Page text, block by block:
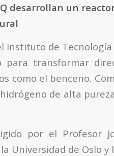
desarrollan un
Instituto de Tecnología
para transformar
como el benceno.
de alta
por el Profesor
Universidad de Oslo